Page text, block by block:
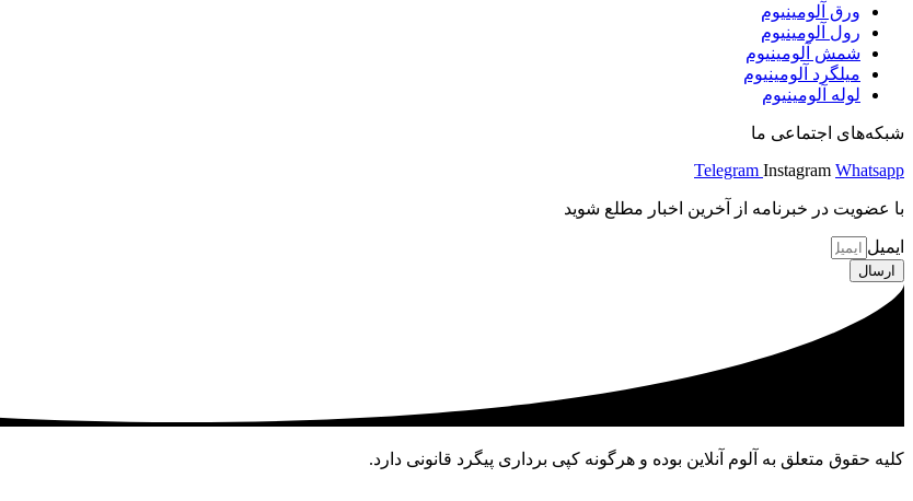
ورق آلومینیوم
رول آلومینیوم
شمش آلومینیوم
میلگرد آلومینیوم
لوله آلومینیوم
شبکه‌های اجتماعی ما
Telegram Instagram Whatsapp
با عضویت در خبرنامه از آخرین اخبار مطلع شوید
ایمیل
ارسال
کلیه حقوق متعلق به آلوم آنلاین بوده و هرگونه کپی برداری پیگرد قانونی دارد.